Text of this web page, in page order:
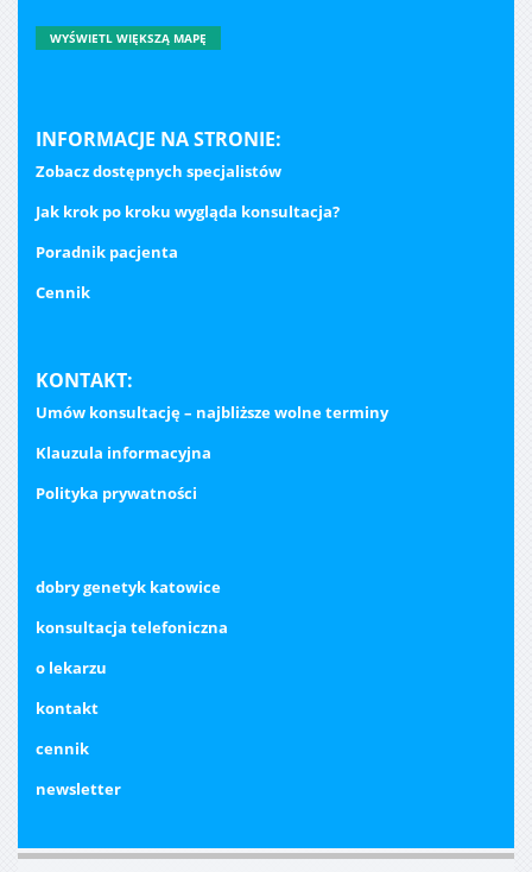
WYŚWIETL WIĘKSZĄ MAPĘ
INFORMACJE NA STRONIE:
Zobacz dostępnych specjalistów
Jak krok po kroku wygląda konsultacja?
Poradnik pacjenta
Cennik
KONTAKT:
Umów konsultację – najbliższe wolne terminy
Klauzula informacyjna
Polityka prywatności
dobry genetyk katowice
konsultacja telefoniczna
o lekarzu
kontakt
cennik
newsletter